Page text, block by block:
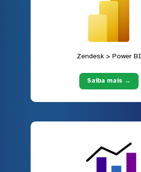
Zendesk > Power BI
Saiba mais →